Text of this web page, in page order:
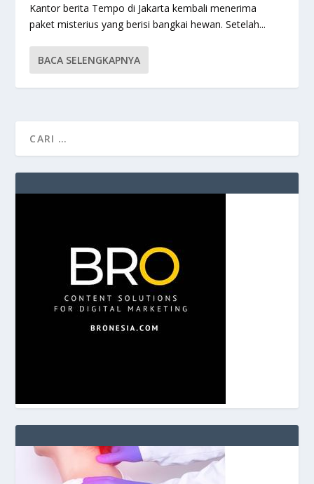
Kantor berita Tempo di Jakarta kembali menerima
paket misterius yang berisi bangkai hewan. Setelah...
BACA SELENGKAPNYA